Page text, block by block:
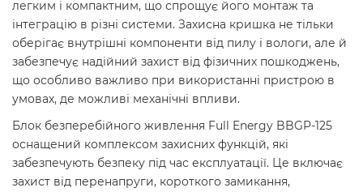
легким і компактним, що спрощує його монтаж та
інтеграцію в різні системи. Захисна кришка не тільки
оберігає внутрішні компоненти від пилу і вологи, але й
забезпечує надійний захист від фізичних пошкоджень,
що особливо важливо при використанні пристрою в
умовах, де можливі механічні впливи.
Блок безперебійного живлення Full Energy BBGP-125
оснащений комплексом захисних функцій, які
забезпечують безпеку під час експлуатації. Це включає
захист від перенапруги, короткого замикання,